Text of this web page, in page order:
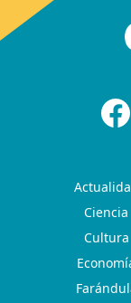
Ciencia
Cultura